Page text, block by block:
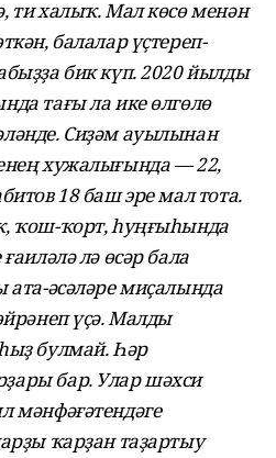
халыҡ. Мал көсө менән
балалар үҫтереп-
бик күп. 2020 йылды
тағы ла ике өлгөлө
Сиҙәм ауылынан
хужалығында — 22,
18 баш эре мал тота.
ҡош-ҡорт, һуңғыһында
лә өсәр бала
ата-әсәләре миҫалында
үҫә. Малды
булмай. Һәр
бар. Улар шәхси
мәнфәғәтендәге
ҡарҙан таҙартыу